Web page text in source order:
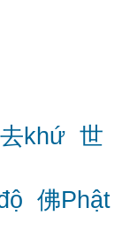
去khứ 世
佛Phật